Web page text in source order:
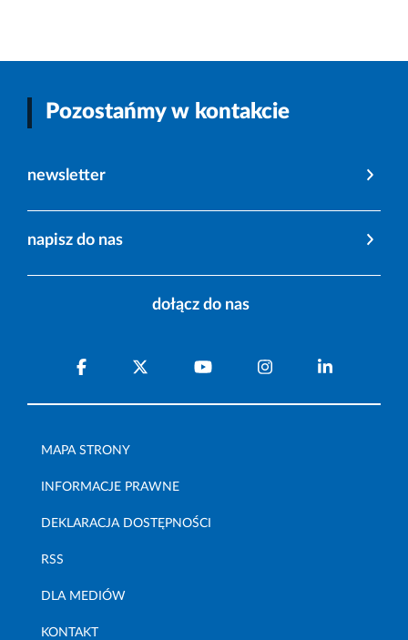
Pozostańmy w kontakcie
newsletter
napisz do nas
dołącz do nas
MAPA STRONY
INFORMACJE PRAWNE
DEKLARACJA DOSTĘPNOŚCI
RSS
DLA MEDIÓW
KONTAKT